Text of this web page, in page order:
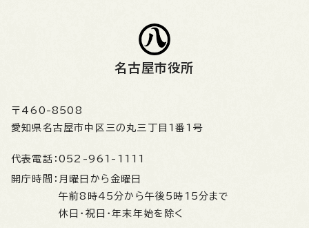
名古屋市役所
〒460-8508
愛知県名古屋市中区三の丸三丁目1番1号
代表電話： 052-961-1111
開庁時間： 月曜日から金曜日
午前8時45分から午後5時15分まで
休日・祝日・年末年始を除く